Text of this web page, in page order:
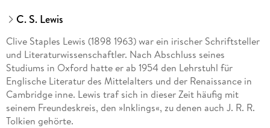
info@der-audio-verlag.de
C. S. Lewis
Clive Staples Lewis (1898 1963) war ein irischer Schriftsteller
und Literaturwissenschaftler. Nach Abschluss seines
Studiums in Oxford hatte er ab 1954 den Lehrstuhl für
Englische Literatur des Mittelalters und der Renaissance in
Cambridge inne. Lewis traf sich in dieser Zeit häufig mit
seinem Freundeskreis, den »Inklings«, zu denen auch J. R. R.
Tolkien gehörte.